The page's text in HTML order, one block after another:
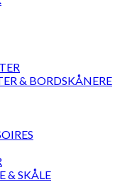
& BORDSKÅNERE
& SKÅLE